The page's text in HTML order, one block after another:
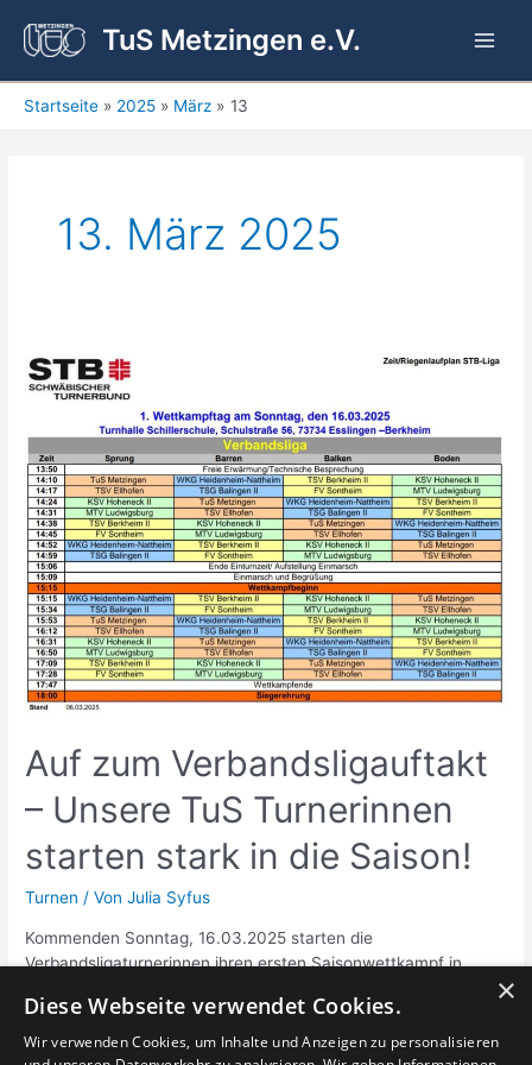
Inhalt
springen
TuS Metzingen e.V.
Startseite 2025 März 13
13. März 2025
Auf zum Verbandsligauftakt
– Unsere TuS Turnerinnen
starten stark in die Saison!
Turnen / VonJulia Syfus
Kommenden Sonntag, 16.03.2025 starten die
Verbandsligaturnerinnen ihren ersten Saisonwettkampf in
an: 17.05.2025 2. Wettkampftag 24.05.2025 3. Wettkampftag
Wir freuen uns über zahlreiche Zuschauer und wünschen den
×
Diese Webseite verwendet Cookies.
Wir verwenden Cookies, um Inhalte und Anzeigen zu personalisieren